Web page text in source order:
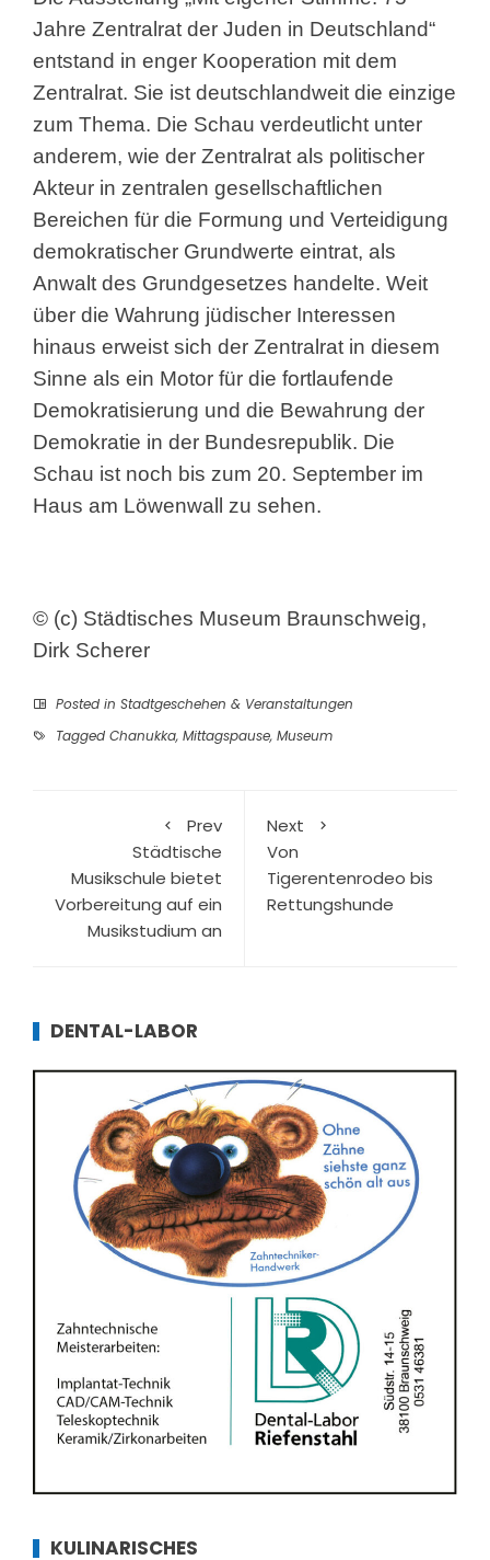
Jahre Zentralrat der Juden in Deutschland“
entstand in enger Kooperation mit dem
Zentralrat. Sie ist deutschlandweit die einzige
zum Thema. Die Schau verdeutlicht unter
anderem, wie der Zentralrat als politischer
Akteur in zentralen gesellschaftlichen
Bereichen für die Formung und Verteidigung
demokratischer Grundwerte eintrat, als
Anwalt des Grundgesetzes handelte. Weit
über die Wahrung jüdischer Interessen
hinaus erweist sich der Zentralrat in diesem
Sinne als ein Motor für die fortlaufende
Demokratisierung und die Bewahrung der
Demokratie in der Bundesrepublik. Die
Schau ist noch bis zum 20. September im
Haus am Löwenwall zu sehen.
© (c) Städtisches Museum Braunschweig,
Dirk Scherer
Posted in Stadtgeschehen & Veranstaltungen
Tagged Chanukka, Mittagspause, Museum
Prev
Städtische
Musikschule bietet
Vorbereitung auf ein
Musikstudium an
Next
Von
Tigerentenrodeo bis
Rettungshunde
DENTAL-LABOR
KULINARISCHES